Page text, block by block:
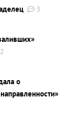
3
2
о